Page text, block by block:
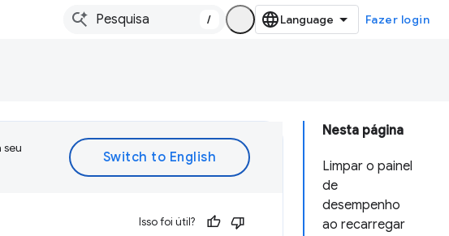
/ Fazer login
Nesta página
Limpar o painel
de
desempenho
ao recarregar
Isso foi útil?